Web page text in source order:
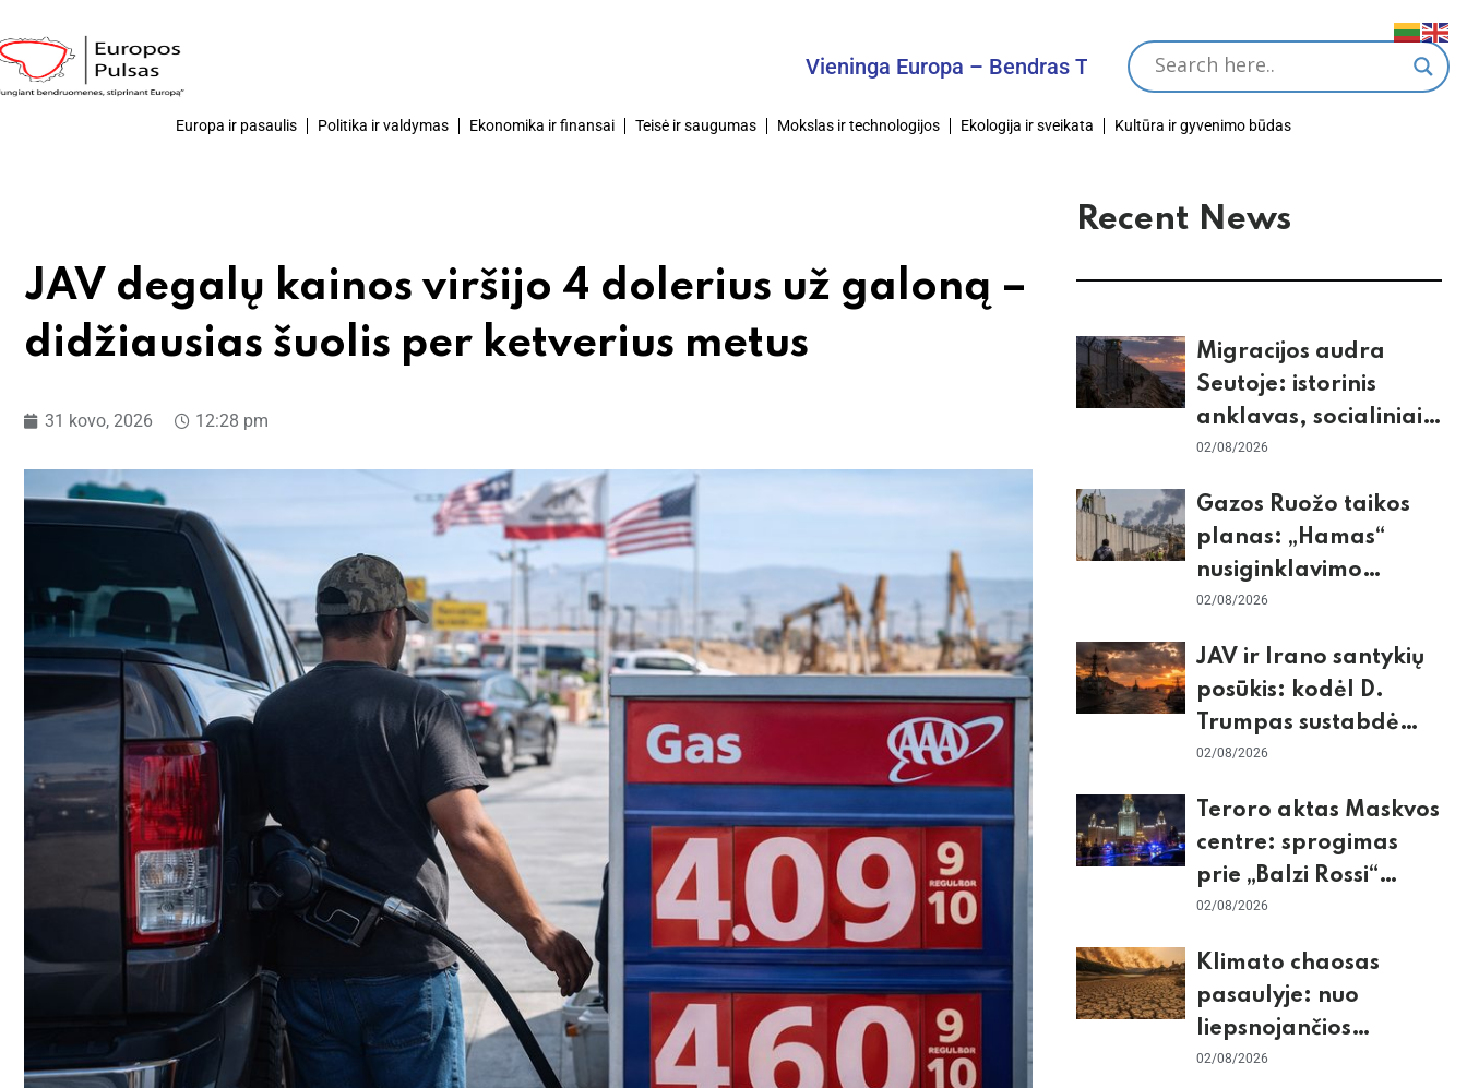
Vieninga Europa – Bendras Tikslas
Europa ir pasaulis Politika ir valdymas Ekonomika ir finansai Teisė ir saugumas Mokslas ir technologijos Ekologija ir sveikata Kultūra ir gyvenimo būdas
JAV degalų kainos viršijo 4 dolerius už galoną –
didžiausias šuolis per ketverius metus
31 kovo, 2026 12:28 pm
Recent News
Migracijos audra
Seutoje: istorinis
anklavas, socialiniai
tinklai ir ES skilimas
02/08/2026
Gazos Ruožo taikos
planas: „Hamas“
nusiginklavimo
sąlygos, Izraelio
nerimas dėl sienos
02/08/2026
JAV ir Irano santykių
posūkis: kodėl D.
Trumpas sustabdė
smūgius ir kuo
ekonomika
02/08/2026
Teroro aktas Maskvos
centre: sprogimas
prie „Balzi Rossi“
restorano,
tikrieji taikiniai
02/08/2026
Klimato chaosas
pasaulyje: nuo
liepsnojančios
Europos iki
02/08/2026